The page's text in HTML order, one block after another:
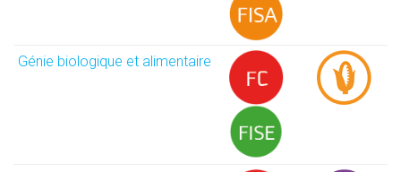
Génie biologique et alimentaire